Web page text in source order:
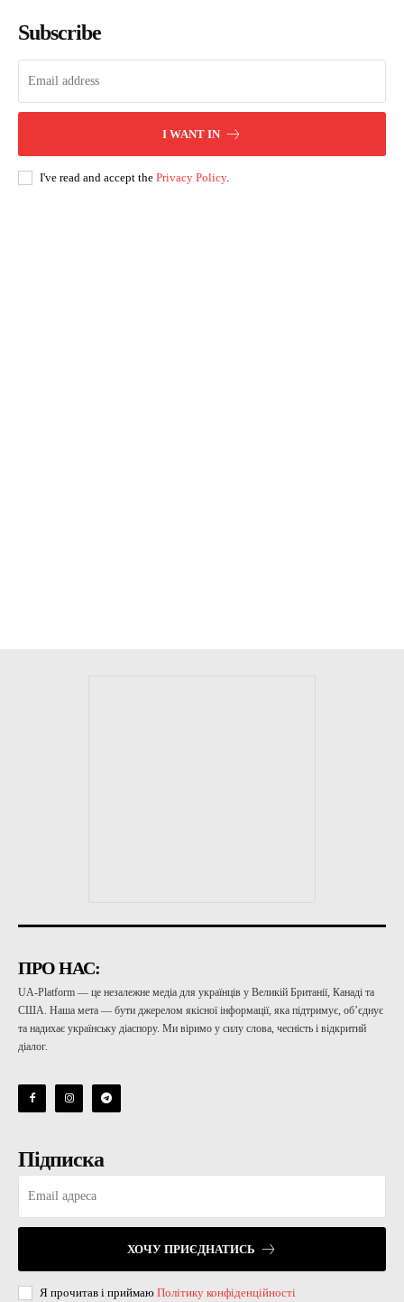
Subscribe
I WANT IN
I've read and accept the Privacy Policy.
ПРО НАС:
UA-Platform — це незалежне медіа для українців у Великій Британії, Канаді та
США. Наша мета — бути джерелом якісної інформації, яка підтримує, об’єднує
та надихає українську діаспору. Ми віримо у силу слова, чесність і відкритий
діалог.
Підписка
ХОЧУ ПРИЄДНАТИСЬ
Я прочитав і приймаю Політику конфіденційності